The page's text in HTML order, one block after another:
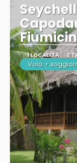
1 LOCALITÀ 2
Volo +